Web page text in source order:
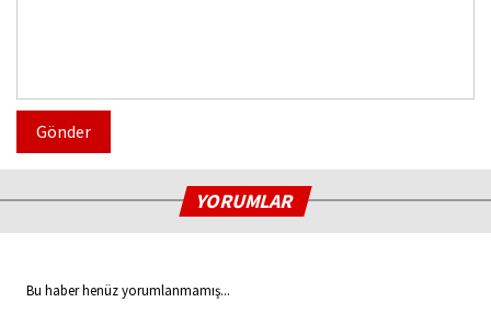
Gönder
YORUMLAR
Bu haber henüz yorumlanmamış...